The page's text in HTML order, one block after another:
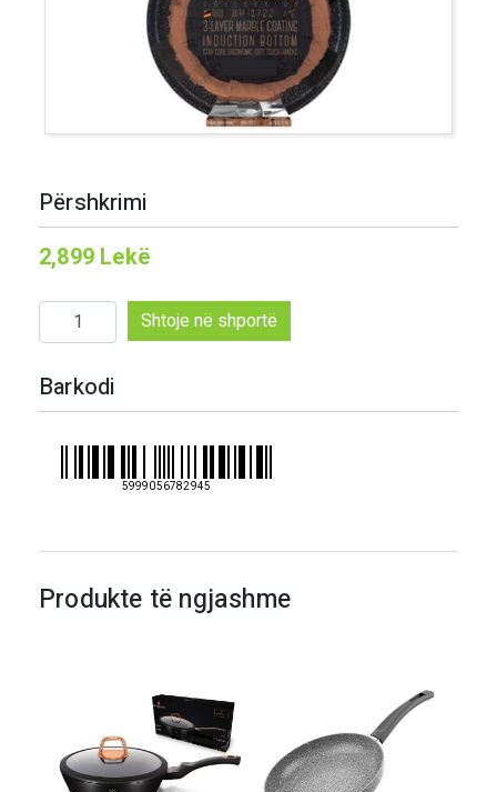
Përshkrimi
2,899 Lekë
Sasi
Berlinger
tigan
grill
cm+
Shtoje në shportë
Barkodi
5999056782945
Produkte të ngjashme